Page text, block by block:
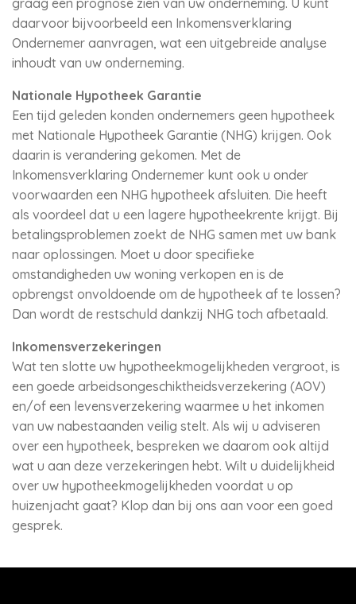
graag een prognose zien van uw onderneming. U kunt
daarvoor bijvoorbeeld een Inkomensverklaring
Ondernemer aanvragen, wat een uitgebreide analyse
inhoudt van uw onderneming.
Nationale Hypotheek Garantie
Een tijd geleden konden ondernemers geen hypotheek
met Nationale Hypotheek Garantie (NHG) krijgen. Ook
daarin is verandering gekomen. Met de
Inkomensverklaring Ondernemer kunt ook u onder
voorwaarden een NHG hypotheek afsluiten. Die heeft
als voordeel dat u een lagere hypotheekrente krijgt. Bij
betalingsproblemen zoekt de NHG samen met uw bank
naar oplossingen. Moet u door specifieke
omstandigheden uw woning verkopen en is de
opbrengst onvoldoende om de hypotheek af te lossen?
Dan wordt de restschuld dankzij NHG toch afbetaald.
Inkomensverzekeringen
Wat ten slotte uw hypotheekmogelijkheden vergroot, is
een goede arbeidsongeschiktheidsverzekering (AOV)
en/of een levensverzekering waarmee u het inkomen
van uw nabestaanden veilig stelt. Als wij u adviseren
over een hypotheek, bespreken we daarom ook altijd
wat u aan deze verzekeringen hebt. Wilt u duidelijkheid
over uw hypotheekmogelijkheden voordat u op
huizenjacht gaat? Klop dan bij ons aan voor een goed
gesprek.